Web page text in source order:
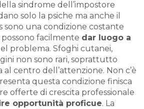
sindrome dell’impostore
solo la psiche ma anche il
sono una condizione costante
facilmente dar luogo a
problema. Sfoghi cutanei,
non sono rari, soprattutto
al centro dell’attenzione. Non c’è
questa condizione finisca
offerte di crescita professionale
opportunità proficue. La